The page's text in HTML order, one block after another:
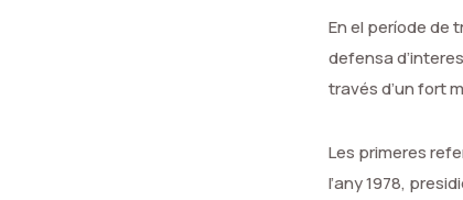
En el període de
defensa
través d’un fort
Les primeres
l’any 1978,